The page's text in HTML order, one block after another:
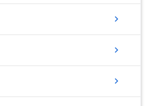
chevron_right
chevron_right
chevron_right